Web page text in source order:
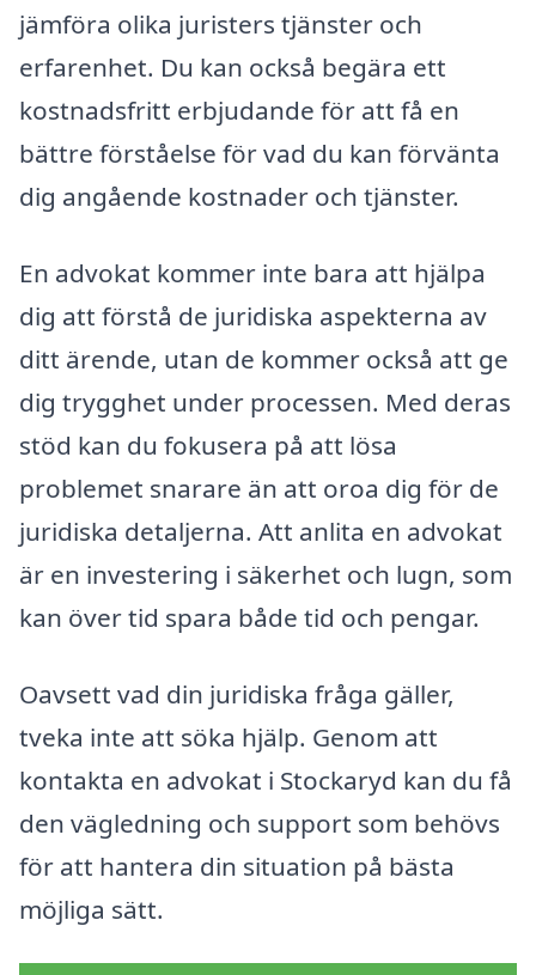
jämföra olika juristers tjänster och
erfarenhet. Du kan också begära ett
kostnadsfritt erbjudande för att få en
bättre förståelse för vad du kan förvänta
dig angående kostnader och tjänster.
En advokat kommer inte bara att hjälpa
dig att förstå de juridiska aspekterna av
ditt ärende, utan de kommer också att ge
dig trygghet under processen. Med deras
stöd kan du fokusera på att lösa
problemet snarare än att oroa dig för de
juridiska detaljerna. Att anlita en advokat
är en investering i säkerhet och lugn, som
kan över tid spara både tid och pengar.
Oavsett vad din juridiska fråga gäller,
tveka inte att söka hjälp. Genom att
kontakta en advokat i Stockaryd kan du få
den vägledning och support som behövs
för att hantera din situation på bästa
möjliga sätt.